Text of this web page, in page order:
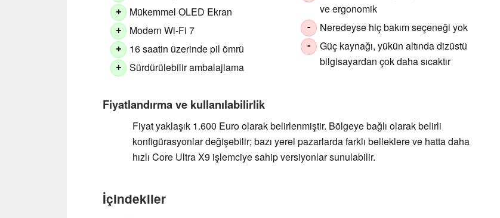
+ Mükemmel OLED Ekran
+ Modern Wi-Fi 7
+ 16 saatin üzerinde pil ömrü
+ Sürdürülebilir ambalajlama
ve ergonomik
- Neredeyse hiç bakım seçeneği yok
-
Güç kaynağı, yükün altında dizüstü
bilgisayardan çok daha sıcaktır
Fiyatlandırma ve kullanılabilirlik
Fiyat yaklaşık 1.600 Euro olarak belirlenmiştir. Bölgeye bağlı olarak belirli
konfigürasyonlar değişebilir; bazı yerel pazarlarda farklı belleklere ve hatta daha
hızlı Core Ultra X9 işlemciye sahip versiyonlar sunulabilir.
İçindekiler